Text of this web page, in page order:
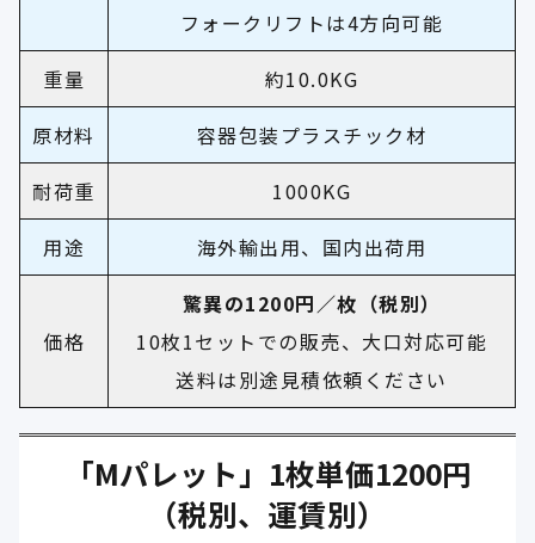
フォークリフトは4方向可能
重量
約10.0KG
原材料
容器包装プラスチック材
耐荷重
1000KG
用途
海外輸出用、国内出荷用
価格
驚異の1200円／枚（税別）
10枚1セットでの販売、大口対応可能
送料は別途見積依頼ください
「Mパレット」1枚単価1200円
（税別、運賃別）